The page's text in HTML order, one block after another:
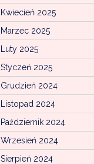
Kwiecień 2025
Marzec 2025
Luty 2025
Styczeń 2025
Grudzień 2024
Listopad 2024
Październik 2024
Wrzesień 2024
Sierpień 2024